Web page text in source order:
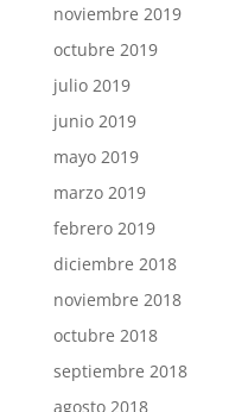
noviembre 2019
octubre 2019
julio 2019
junio 2019
mayo 2019
marzo 2019
febrero 2019
diciembre 2018
noviembre 2018
octubre 2018
septiembre 2018
agosto 2018